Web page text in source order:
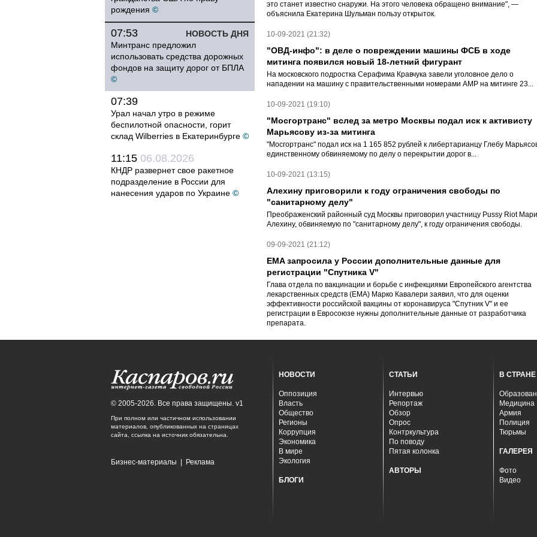
рождения ©
НОВОСТЬ ДНЯ
07:53
Минтранс предложил
использовать средства дорожных
фондов на защиту дорог от БПЛА
©
07:39
Урал начал утро в режиме
беспилотной опасности, горит
склад Wilberries в Екатеринбурге ©
11:15 06.08.2026
КНДР развернет свое ракетное
подразделение в России для
нанесения ударов по Украине ©
это станет известно снаружи. На этого человека обращено внимание", —
объяснила Екатерина Шульман пользу открыток.
10-09-2021 (21:32)
"ОВД-инфо": в деле о повреждении машины ФСБ в ходе
митинга появился новый 18-летний фигурант
На московского подростка Серафима Кравчука завели уголовное дело о
нападении на машину с правительственными номерами АМР на митинге 23...
10-09-2021 (19:10)
"Мосгортранс" вслед за метро Москвы подал иск к активисту
Марьясову из-за митинга
"Мосгортранс" подал иск на 1 165 852 рублей к либертарианцу Глебу
единственному обвиняемому по делу о перекрытии дорог в...
10-09-2021 (13:15)
Алехину приговорили к году ограничения свободы по
"санитарному делу"
Преображенский районный суд Москвы приговорил участницу Pussy Riot
Алехину, обвиняемую по "санитарному делу", к году ограничения свободы.
09-09-2021 (21:12)
EMA запросила у России дополнительные данные для
регистрации "Спутника V"
Глава отдела по вакцинации и борьбе с инфекциями Европейского агентства
лекарственных средств (EMA) Марко Кавалери заявил, что для оценки
эффективности российской вакцины от коронавируса "Спутник V" и ее
регистрации в Евросоюзе нужны дополнительные данные от разработчика
препарата.
© 2005-2026. Все права защищены. v1
При полном или частичном использовании
материалов, опубликованных на страницах
сайта, ссылка на источник обязательна.
Бизнес-материалы Реклама
НОВОСТИ
Оппозиция
Власть
Общество
Регионы
Коррупция
Экономика
В мире
Экология
БЛОГИ
СТАТЬИ
Интервью
Репортаж
Обзор
Опрос
Контркультура
По поводу
Пятая колонка
АВТОРЫ
В СТРАНЕ
Медицина
Армия
Полиция
Тюрьмы
ГАЛЕРЕЯ
Фото
Видео